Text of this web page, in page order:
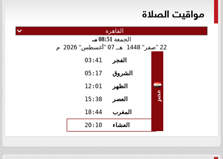
مواقيت الصلاة
الجمعة 08:51 مـ
22 صفر 1448 هـ 07 أغسطس 2026 م
مصر
الفجر
03:41
الشروق
05:17
الظهر
12:01
العصر
15:38
المغرب
18:44
العشاء
20:10